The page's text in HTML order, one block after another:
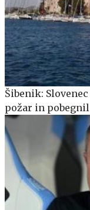
Šibenik:
požar in pobegnil